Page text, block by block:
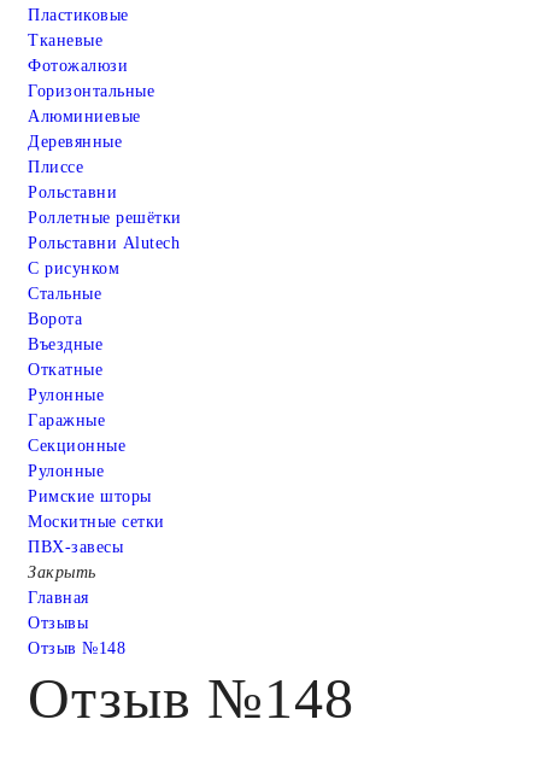
Пластиковые
Тканевые
Фотожалюзи
Горизонтальные
Алюминиевые
Деревянные
Плиссе
Рольставни
Роллетные решётки
Рольставни Alutech
С рисунком
Стальные
Ворота
Въездные
Откатные
Рулонные
Гаражные
Cекционные
Рулонные
Римские шторы
Москитные сетки
ПВХ-завесы
Закрыть
Главная
Отзывы
Отзыв №148
Отзыв №148